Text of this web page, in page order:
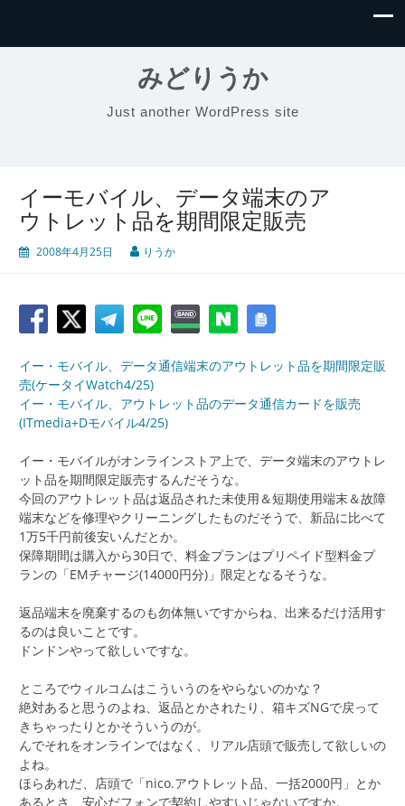
みどりうか
Just another WordPress site
イーモバイル、データ端末のア
ウトレット品を期間限定販売
2008年4月25日 りうか
イー・モバイル、データ通信端末のアウトレット品を期間限定販
売(ケータイWatch4/25)
イー・モバイル、アウトレット品のデータ通信カードを販売
(ITmedia+Dモバイル4/25)
イー・モバイルがオンラインストア上で、データ端末のアウトレ
ット品を期間限定販売するんだそうな。
今回のアウトレット品は返品された未使用＆短期使用端末＆故障
端末などを修理やクリーニングしたものだそうで、新品に比べて
1万5千円前後安いんだとか。
保障期間は購入から30日で、料金プランはプリペイド型料金プ
ランの「EMチャージ(14000円分)」限定となるそうな。
返品端末を廃棄するのも勿体無いですからね、出来るだけ活用す
るのは良いことです。
ドンドンやって欲しいですな。
ところでウィルコムはこういうのをやらないのかな？
絶対あると思うのよね、返品とかされたり、箱キズNGで戻って
きちゃったりとかそういうのが。
んでそれをオンラインではなく、リアル店頭で販売して欲しいの
よね。
ほらあれだ、店頭で「nico.アウトレット品、一括2000円」とか
あるとさ、安心だフォンで契約しやすいじゃないですか。